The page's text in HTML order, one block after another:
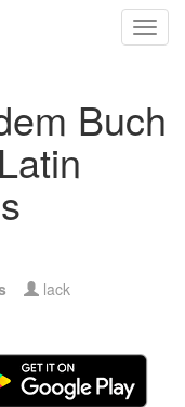
Buch
lack